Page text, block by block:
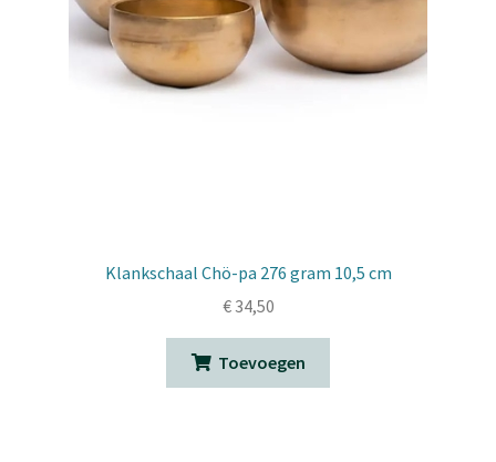
Klankschaal Chö-pa 276 gram 10,5 cm
€34,50
Toevoegen